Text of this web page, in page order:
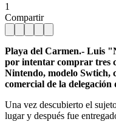
1
Compartir
Playa del Carmen.- Luis
por intentar comprar tres
Nintendo, modelo Swtich,
comercial de la
Una vez descubierto el
lugar y después fue